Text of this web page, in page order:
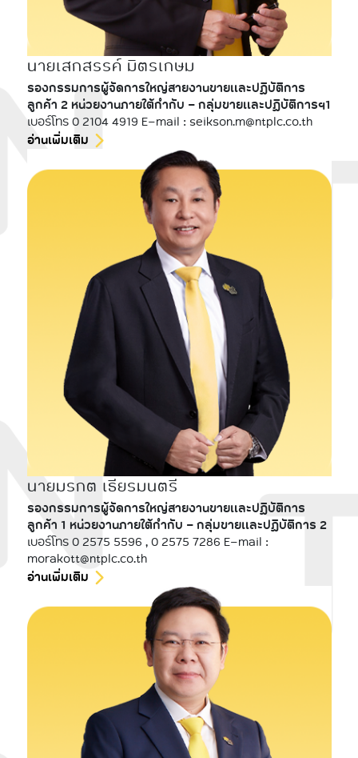
นายเสกสรรค์ มิตรเกษม
รองกรรมการผู้จัดการใหญ่สายงานขายและปฏิบัติการ
ลูกค้า 2 หน่วยงานภายใต้กำกับ - กลุ่มขายและปฏิบัติการฯ1
เบอร์โทร 0 2104 4919 E-mail : seikson.m@ntplc.co.th
อ่านเพิ่มเติม
นายมรกต เธียรมนตรี
รองกรรมการผู้จัดการใหญ่สายงานขายและปฏิบัติการ
ลูกค้า 1 หน่วยงานภายใต้กำกับ - กลุ่มขายและปฏิบัติการ 2
เบอร์โทร 0 2575 5596 , 0 2575 7286 E-mail :
morakott@ntplc.co.th
อ่านเพิ่มเติม